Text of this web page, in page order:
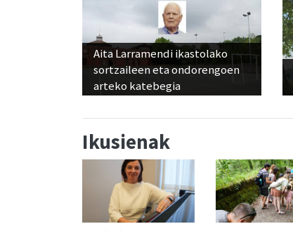
Aita Larramendi ikastolako
sortzaileen eta ondorengoen
arteko katebegia
Ikusienak